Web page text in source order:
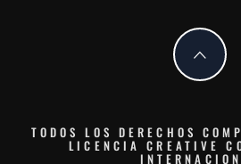
TODOS LOS DERECHOS
LICENCIA CREATIVE